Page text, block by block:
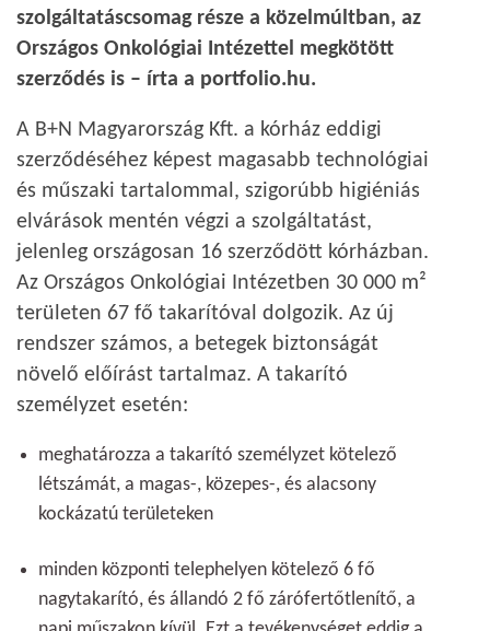
szolgáltatáscsomag része a közelmúltban, az
Országos Onkológiai Intézettel megkötött
szerződés is – írta a portfolio.hu.
A B+N Magyarország Kft. a kórház eddigi
szerződéséhez képest magasabb technológiai
és műszaki tartalommal, szigorúbb higiéniás
elvárások mentén végzi a szolgáltatást,
jelenleg országosan 16 szerződött kórházban.
Az Országos Onkológiai Intézetben 30 000 m²
területen 67 fő takarítóval dolgozik. Az új
rendszer számos, a betegek biztonságát
növelő előírást tartalmaz. A takarító
személyzet esetén:
meghatározza a takarító személyzet kötelező
létszámát, a magas-, közepes-, és alacsony
kockázatú területeken
minden központi telephelyen kötelező 6 fő
nagytakarító, és állandó 2 fő zárófertőtlenítő, a